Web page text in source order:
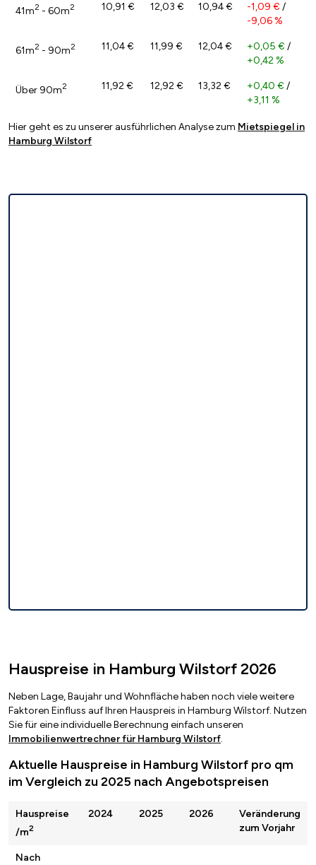
41m2 - 60m2 10,91 € 12,03 € 10,94 € -1,09 € /
-9,06 %
61m2 - 90m2 11,04 € 11,99 € 12,04 € +0,05 € /
+0,42 %
Über 90m2 11,92 € 12,92 € 13,32 € +0,40 € /
+3,11 %
Hier geht es zu unserer ausführlichen Analyse zum Mietspiegel in
Hamburg Wilstorf
Hauspreise in Hamburg Wilstorf 2026
Neben Lage, Baujahr und Wohnfläche haben noch viele weitere
Faktoren Einfluss auf Ihren Hauspreis in Hamburg Wilstorf. Nutzen
Sie für eine individuelle Berechnung einfach unseren
Immobilienwertrechner für Hamburg Wilstorf.
Aktuelle Hauspreise in Hamburg Wilstorf pro qm
im Vergleich zu 2025 nach Angebotspreisen
Hauspreise
/m2
2024 2025 2026
Veränderung
zum Vorjahr
Nach